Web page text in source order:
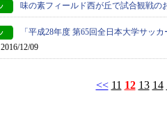
味の素フィールド西が丘で試合観戦の
「平成28年度 第65回全日本大学サッ
2016/12/09
<< 11 12 13 14